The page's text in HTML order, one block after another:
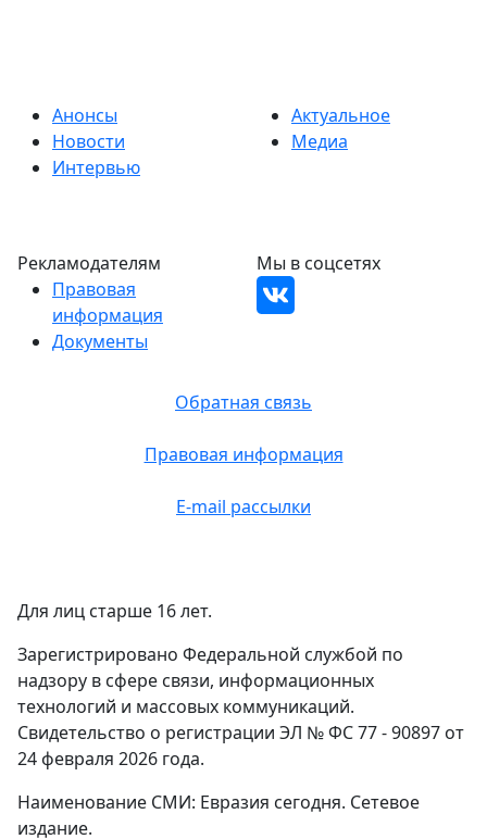
Анонсы
Новости
Интервью
Актуальное
Медиа
Обратная связь
Правовая информация
E-mail рассылки
Рекламодателям
Правовая
информация
Документы
Мы в соцсетях
Для лиц старше 16 лет.
Зарегистрировано Федеральной службой по
надзору в сфере связи, информационных
технологий и массовых коммуникаций.
Свидетельство о регистрации ЭЛ № ФС 77 - 90897 от
24 февраля 2026 года.
Наименование СМИ: Евразия сегодня. Сетевое
издание.